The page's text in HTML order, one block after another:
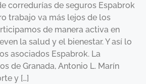
corredurías de seguros Espabrok
trabajo va más lejos de los
de manera activa en
la salud y el bienestar. Y así lo
asociados Espabrok. La
de Granada, Antonio L. Marín
y […]